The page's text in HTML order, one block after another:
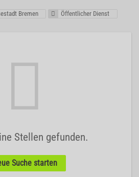
Bremen Öffentlicher Dienst
Stellen gefunden.
Suche starten